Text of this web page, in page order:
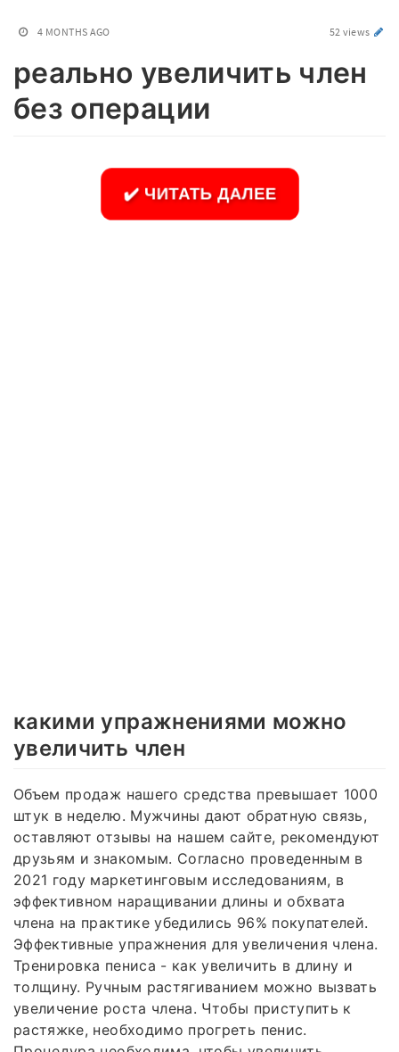
4 MONTHS AGO 52 views
реально увеличить член
без операции
✔️ ЧИТАТЬ ДАЛЕЕ
какими упражнениями можно
увеличить член
Объем продаж нашего средства превышает 1000
штук в неделю. Мужчины дают обратную связь,
оставляют отзывы на нашем сайте, рекомендуют
друзьям и знакомым. Согласно проведенным в
2021 году маркетинговым исследованиям, в
эффективном наращивании длины и обхвата
члена на практике убедились 96% покупателей.
Эффективные упражнения для увеличения члена.
Тренировка пениса - как увеличить в длину и
толщину. Ручным растягиванием можно вызвать
увеличение роста члена. Чтобы приступить к
растяжке, необходимо прогреть пенис.